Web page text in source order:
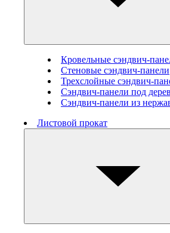
Кровельные сэндвич-
Стеновые cэндвич-панели
Трехслойные сэндвич-
Сэндвич-панели под
Сэндвич-панели из
Листовой прокат